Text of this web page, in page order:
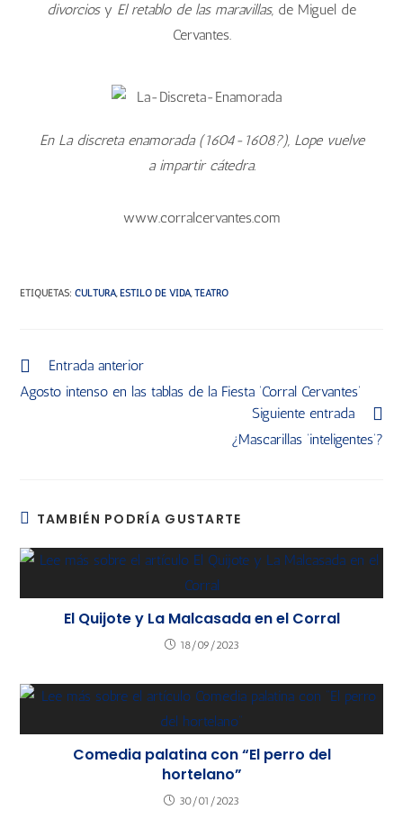
divorciosy El retablo de las maravillas, de Miguel de
Cervantes.
En La discreta enamorada (1604-1608?), Lope vuelve
a impartir cátedra.
www.corralcervantes.com
ETIQUETAS:CULTURA, ESTILO DE VIDA, TEATRO
Entrada anterior
Agosto intenso en las tablas de la Fiesta ‘Corral Cervantes’
Siguiente entrada
¿Mascarillas ‘inteligentes’?
TAMBIÉN PODRÍA GUSTARTE
El Quijote y La Malcasada en el Corral
18/09/2023
Comedia palatina con “El perro del
hortelano”
30/01/2023